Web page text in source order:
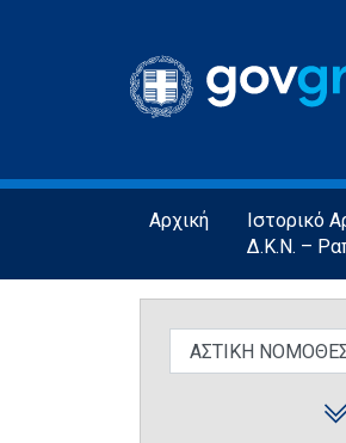
Gov.gr
Αρχική
Ιστορικό
Δ.Κ.Ν. –